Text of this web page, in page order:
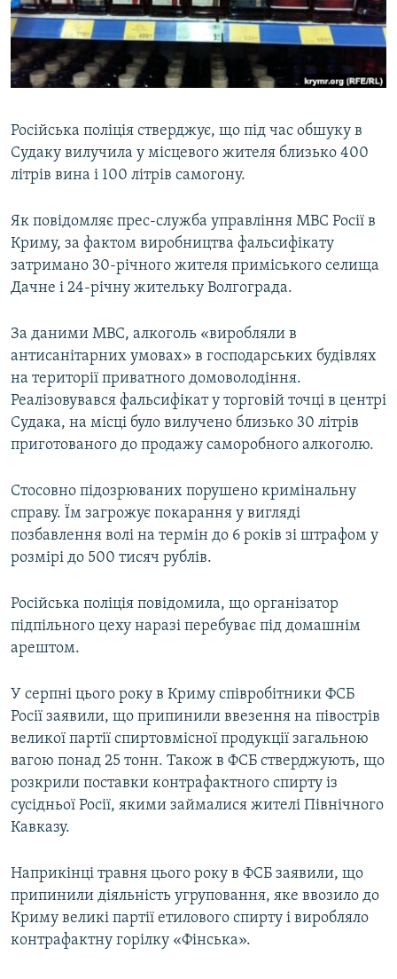
ВІДЕОУРОКИ «ELIFBE»
СВІДЧЕННЯ ОКУПАЦІЇ
УКРАЇНСЬКА ПРОБЛЕМА КРИМУ
Русский
Qırımtatar
Російська поліція стверджує, що під час обшуку в
Судаку вилучила у місцевого жителя близько 400
літрів вина і 100 літрів самогону.
Як повідомляє прес-служба управління МВС Росії в
Криму, за фактом виробництва фальсифікату
затримано 30-річного жителя приміського селища
Дачне і 24-річну жительку Волгограда.
За даними МВС, алкоголь «виробляли в
антисанітарних умовах» в господарських будівлях
на території приватного домоволодіння.
Реалізовувався фальсифікат у торговій точці в центрі
Судака, на місці було вилучено близько 30 літрів
приготованого до продажу саморобного алкоголю.
Стосовно підозрюваних порушено кримінальну
справу. Їм загрожує покарання у вигляді
позбавлення волі на термін до 6 років зі штрафом у
розмірі до 500 тисяч рублів.
Російська поліція повідомила, що організатор
підпільного цеху наразі перебуває під домашнім
арештом.
У серпні цього року в Криму співробітники ФСБ
Росії заявили, що припинили ввезення на півострів
великої партії спиртовмісної продукції загальною
вагою понад 25 тонн. Також в ФСБ стверджують, що
розкрили поставки контрафактного спирту із
сусідньої Росії, якими займалися жителі Північного
Кавказу.
Наприкінці травня цього року в ФСБ заявили, що
припинили діяльність угруповання, яке ввозило до
Криму великі партії етилового спирту і виробляло
контрафактну горілку «Фінська».